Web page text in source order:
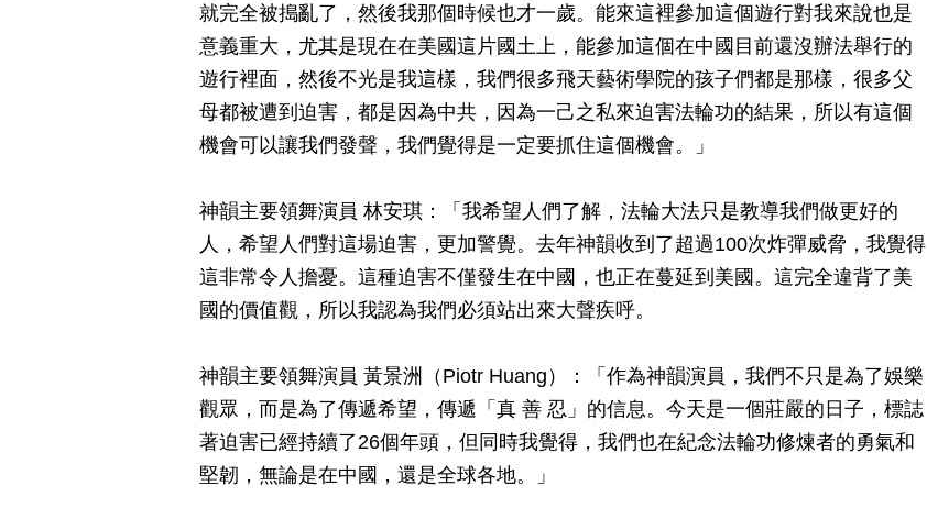
就完全被搗亂了，然後我那個時候也才一歲。能來這裡參加這個遊行對我來說也是
意義重大，尤其是現在在美國這片國土上，能參加這個在中國目前還沒辦法舉行的
遊行裡面，然後不光是我這樣，我們很多飛天藝術學院的孩子們都是那樣，很多父
母都被遭到迫害，都是因為中共，因為一己之私來迫害法輪功的結果，所以有這個
機會可以讓我們發聲，我們覺得是一定要抓住這個機會。」
神韻主要領舞演員 林安琪：「我希望人們了解，法輪大法只是教導我們做更好的
人，希望人們對這場迫害，更加警覺。去年神韻收到了超過100次炸彈威脅，我覺得
這非常令人擔憂。這種迫害不僅發生在中國，也正在蔓延到美國。這完全違背了美
國的價值觀，所以我認為我們必須站出來大聲疾呼。
神韻主要領舞演員 黃景洲（Piotr Huang）：「作為神韻演員，我們不只是為了娛樂
觀眾，而是為了傳遞希望，傳遞「真 善 忍」的信息。今天是一個莊嚴的日子，標誌
著迫害已經持續了26個年頭，但同時我覺得，我們也在紀念法輪功修煉者的勇氣和
堅韌，無論是在中國，還是全球各地。」